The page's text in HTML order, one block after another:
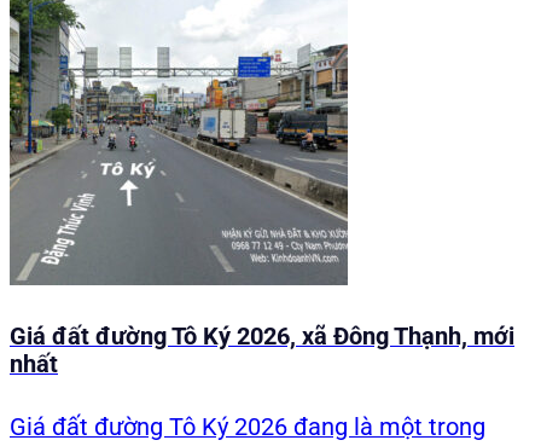
Giá đất đường Tô Ký 2026, xã Đông Thạnh, mới
nhất
Giá đất đường Tô Ký 2026 đang là một trong